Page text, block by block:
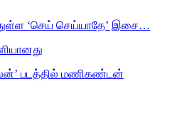
‘செய் செய்யாதே’ இசை…
படத்தில் மணிகண்டன்